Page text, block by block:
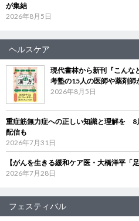
が集結
2026年8月5日
ヘルスケア
現代書林から新刊『こん
考塾の15人の医師や薬剤師
2026年8月5日
重症筋無力症への正しい知識と理解を 8
配信も
2026年7月31日
【がんを生きる緩和ケア医・大橋洋平「
2026年7月28日
フェスティバル